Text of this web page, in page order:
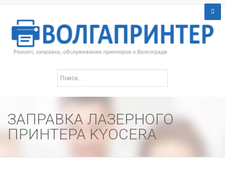
ЗАПРАВКА ЛАЗЕРНОГО
ПРИНТЕРА KYOCERA